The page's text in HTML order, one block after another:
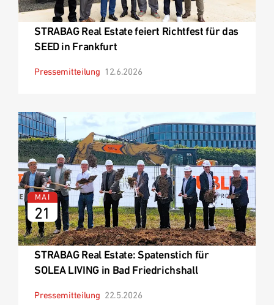
STRABAG Real Estate feiert Richtfest für das
SEED in Frankfurt
Pressemitteilung 12.6.2026
MAI
21
STRABAG Real Estate: Spatenstich für
SOLEA LIVING in Bad Friedrichshall
Pressemitteilung 22.5.2026